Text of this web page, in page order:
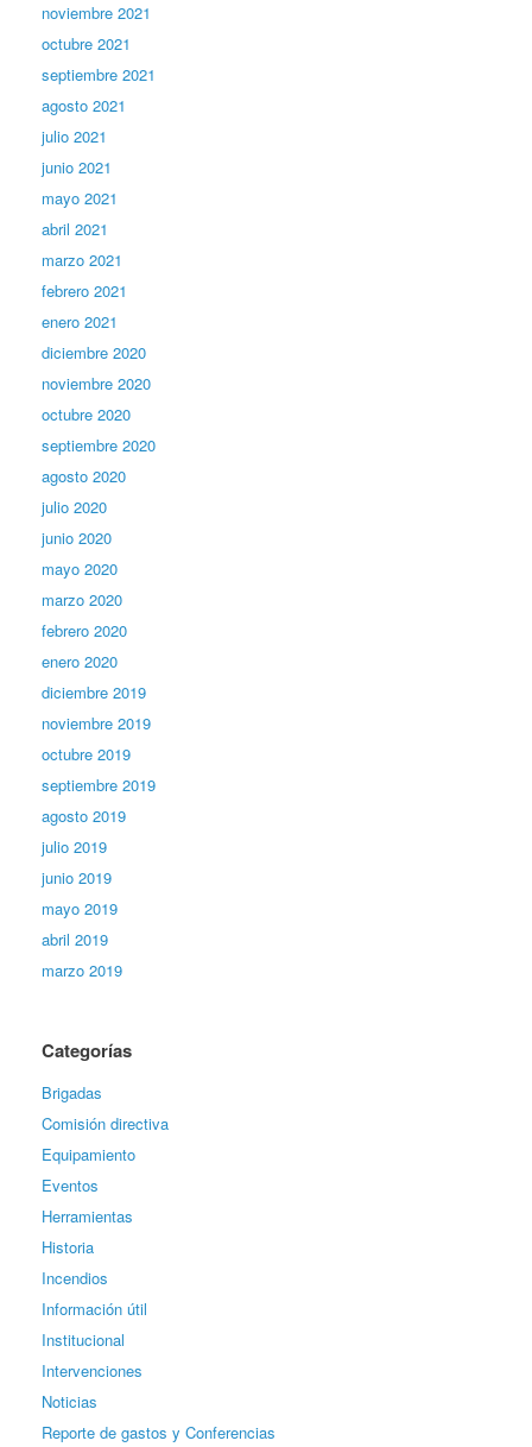
noviembre 2021
octubre 2021
septiembre 2021
agosto 2021
julio 2021
junio 2021
mayo 2021
abril 2021
marzo 2021
febrero 2021
enero 2021
diciembre 2020
noviembre 2020
octubre 2020
septiembre 2020
agosto 2020
julio 2020
junio 2020
mayo 2020
marzo 2020
febrero 2020
enero 2020
diciembre 2019
noviembre 2019
octubre 2019
septiembre 2019
agosto 2019
julio 2019
junio 2019
mayo 2019
abril 2019
marzo 2019
Categorías
Brigadas
Comisión directiva
Equipamiento
Eventos
Herramientas
Historia
Incendios
Información útil
Institucional
Intervenciones
Noticias
Reporte de gastos y Conferencias